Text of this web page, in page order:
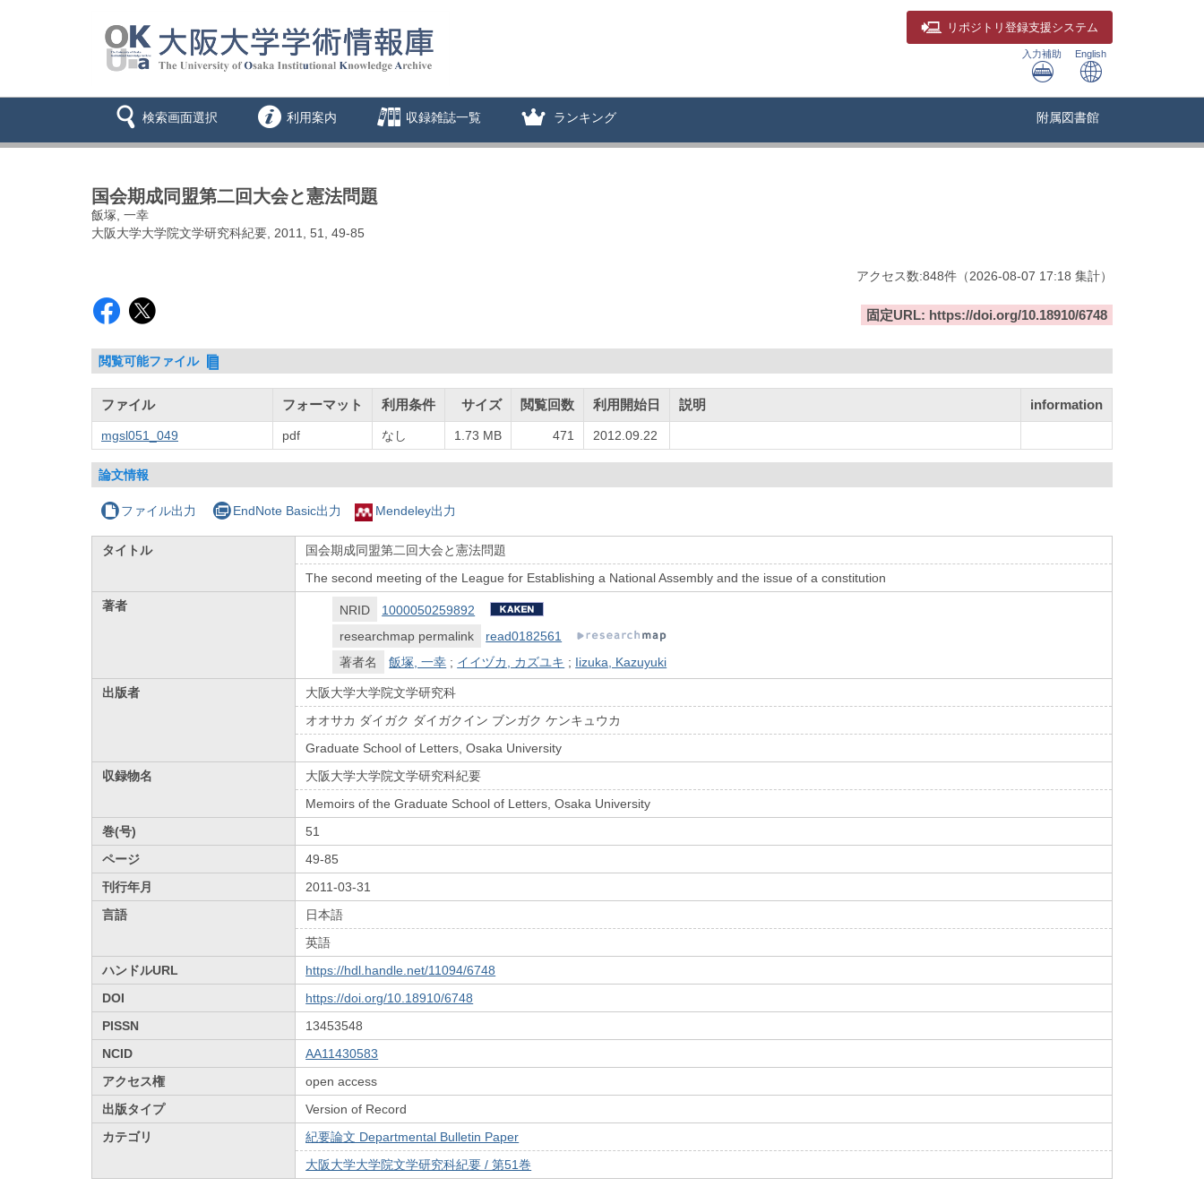
リポジトリ 登録支援システム
入力補助 English
検索画面選択 利用案内 収録雑誌一覧 ランキング 附属図書館
国会期成同盟第二回大会と憲法問題
飯塚, 一幸
大阪大学大学院文学研究科紀要, 2011, 51, 49-85
アクセス数:848件 （2026-08-07 17:18 集計）
固定URL: https://doi.org/10.18910/6748
閲覧可能ファイル
ファイル フォーマット 利用条件 サイズ 閲覧回数 利用開始日 説明 information
mgsl051_049 pdf なし 1.73 MB 471 2012.09.22
論文情報
ファイル出力 EndNote Basic出力 Mendeley出力
タイトル
国会期成同盟第二回大会と憲法問題
The second meeting of the League for Establishing a National Assembly and the issue of a constitution
著者
NRID
1000050259892
researchmap permalink
read0182561
著者名
飯塚, 一幸 ; イイヅカ, カズユキ ; Iizuka, Kazuyuki
出版者
大阪大学大学院文学研究科
オオサカ ダイガク ダイガクイン ブンガク ケンキュウカ
Graduate School of Letters, Osaka University
収録物名
大阪大学大学院文学研究科紀要
Memoirs of the Graduate School of Letters, Osaka University
巻(号)
51
ページ
49-85
刊行年月
2011-03-31
言語
日本語
英語
ハンドルURL
https://hdl.handle.net/11094/6748
DOI
https://doi.org/10.18910/6748
PISSN
13453548
NCID
AA11430583
アクセス権
open access
出版タイプ
Version of Record
カテゴリ
紀要論文 Departmental Bulletin Paper
大阪大学大学院文学研究科紀要 / 第51巻